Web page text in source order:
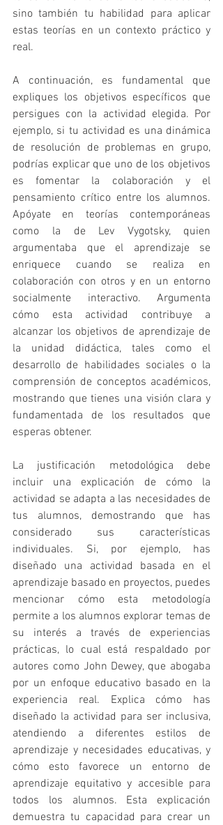
sino también tu habilidad para aplicar
estas teorías en un contexto práctico y
real.
A continuación, es fundamental que
expliques los objetivos específicos que
persigues con la actividad elegida. Por
ejemplo, si tu actividad es una dinámica
de resolución de problemas en grupo,
podrías explicar que uno de los objetivos
es fomentar la colaboración y el
pensamiento crítico entre los alumnos.
Apóyate en teorías contemporáneas
como la de Lev Vygotsky, quien
argumentaba que el aprendizaje se
enriquece cuando se realiza en
colaboración con otros y en un entorno
socialmente interactivo. Argumenta
cómo esta actividad contribuye a
alcanzar los objetivos de aprendizaje de
la unidad didáctica, tales como el
desarrollo de habilidades sociales o la
comprensión de conceptos académicos,
mostrando que tienes una visión clara y
fundamentada de los resultados que
esperas obtener.
La justificación metodológica debe
incluir una explicación de cómo la
actividad se adapta a las necesidades de
tus alumnos, demostrando que has
considerado sus características
individuales. Si, por ejemplo, has
diseñado una actividad basada en el
aprendizaje basado en proyectos, puedes
mencionar cómo esta metodología
permite a los alumnos explorar temas de
su interés a través de experiencias
prácticas, lo cual está respaldado por
autores como John Dewey, que abogaba
por un enfoque educativo basado en la
experiencia real. Explica cómo has
diseñado la actividad para ser inclusiva,
atendiendo a diferentes estilos de
aprendizaje y necesidades educativas, y
cómo esto favorece un entorno de
aprendizaje equitativo y accesible para
todos los alumnos. Esta explicación
demuestra tu capacidad para crear un